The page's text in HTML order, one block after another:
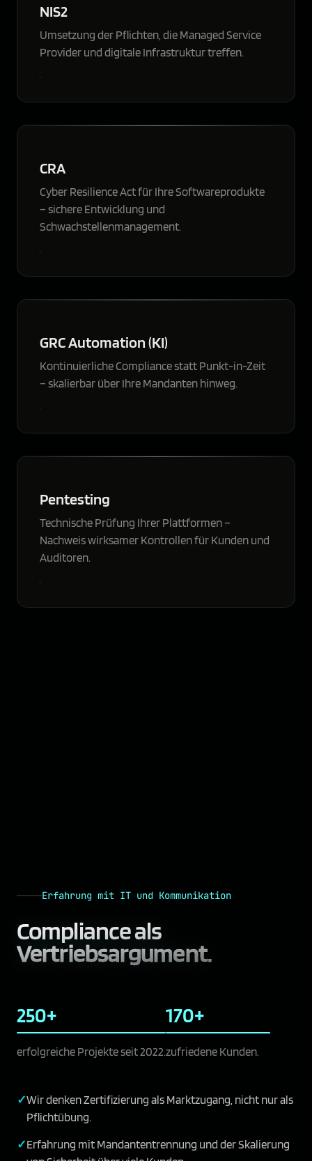
NIS2
Umsetzung der Pflichten, die Managed Service
Provider und digitale Infrastruktur treffen.
CRA
Cyber Resilience Act für Ihre Softwareprodukte
– sichere Entwicklung und
Schwachstellenmanagement.
GRC Automation (KI)
Kontinuierliche Compliance statt Punkt-in-Zeit
– skalierbar über Ihre Mandanten hinweg.
Pentesting
Technische Prüfung Ihrer Plattformen –
Nachweis wirksamer Kontrollen für Kunden und
Auditoren.
Erfahrung mit IT und Kommunikation
Compliance als
Vertriebsargument.
250+
erfolgreiche Projekte seit 2022.
170+
zufriedene Kunden.
Wir denken Zertifizierung als Marktzugang, nicht nur als
Pflichtübung.
Erfahrung mit Mandantentrennung und der Skalierung